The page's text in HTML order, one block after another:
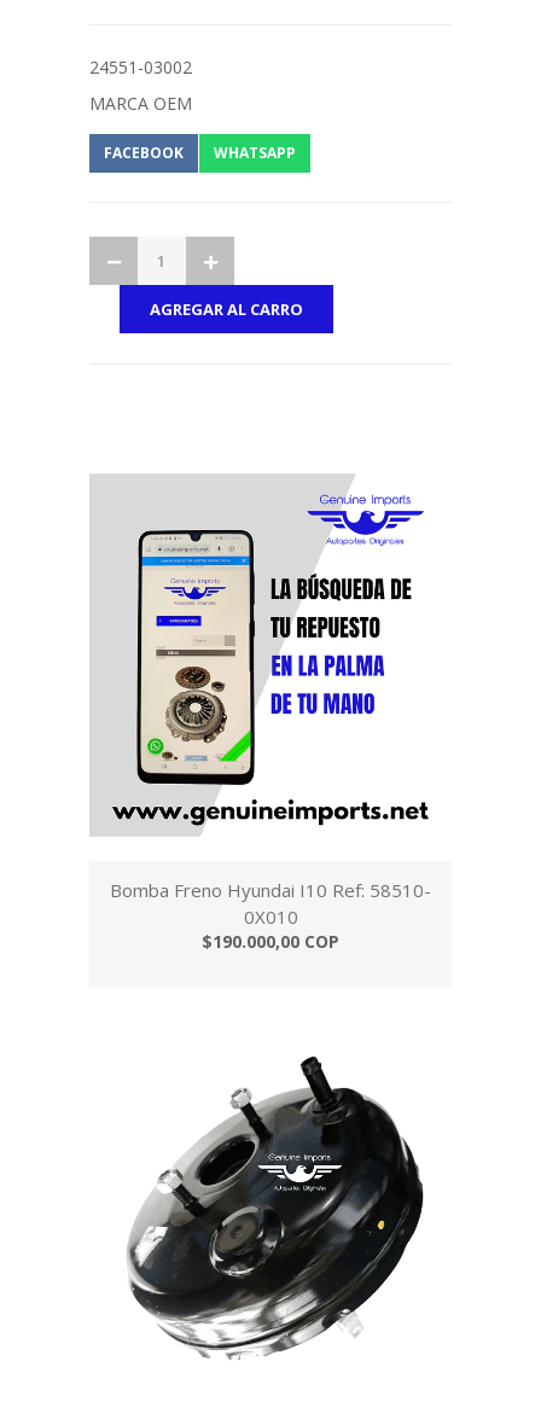
24551-03002
MARCA OEM
FACEBOOK WHATSAPP
Bomba Freno Hyundai I10 Ref: 58510-
0X010
$190.000,00 COP